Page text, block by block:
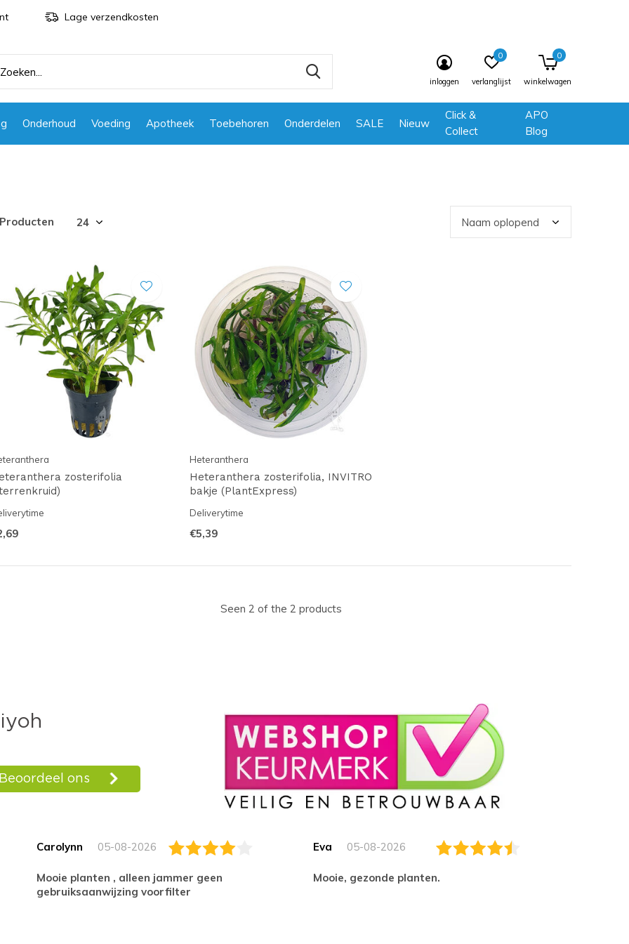
Onderhoud Voeding Apotheek Toebehoren Onderdelen SALE Nieuw
Click &
Collect
APO
Blog
inloggen verlanglijst
0
winkelwagen
0
Lage verzendkosten
zosterifolia
Heteranthera
Heteranthera zosterifolia, INVITRO
bakje (PlantExpress)
Deliverytime
€5,39
Seen 2 of the 2 products
Carolynn 05-08-2026
Mooie planten , alleen jammer geen
gebruiksaanwijzing voorfilter
Eva 05-08-2026
Mooie, gezonde planten.